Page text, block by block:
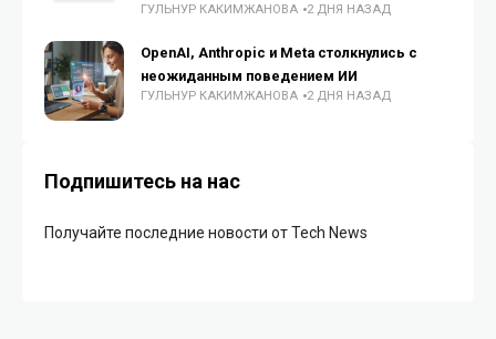
ГУЛЬНУР КАКИМЖАНОВА 2 ДНЯ НАЗАД
OpenAI, Anthropic и Meta столкнулись с
неожиданным поведением ИИ
ГУЛЬНУР КАКИМЖАНОВА 2 ДНЯ НАЗАД
Подпишитесь на нас
Получайте последние новости от Tech News